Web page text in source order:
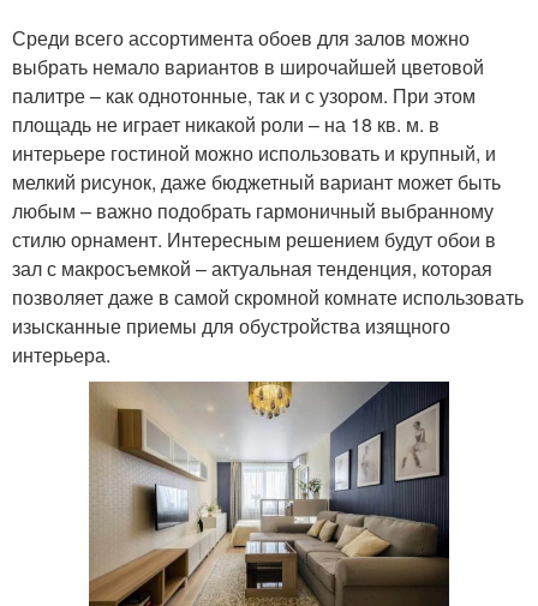
Среди всего ассортимента обоев для залов можно
выбрать немало вариантов в широчайшей цветовой
палитре – как однотонные, так и с узором. При этом
площадь не играет никакой роли – на 18 кв. м. в
интерьере гостиной можно использовать и крупный, и
мелкий рисунок, даже бюджетный вариант может быть
любым – важно подобрать гармоничный выбранному
стилю орнамент. Интересным решением будут обои в
зал с макросъемкой – актуальная тенденция, которая
позволяет даже в самой скромной комнате использовать
изысканные приемы для обустройства изящного
интерьера.